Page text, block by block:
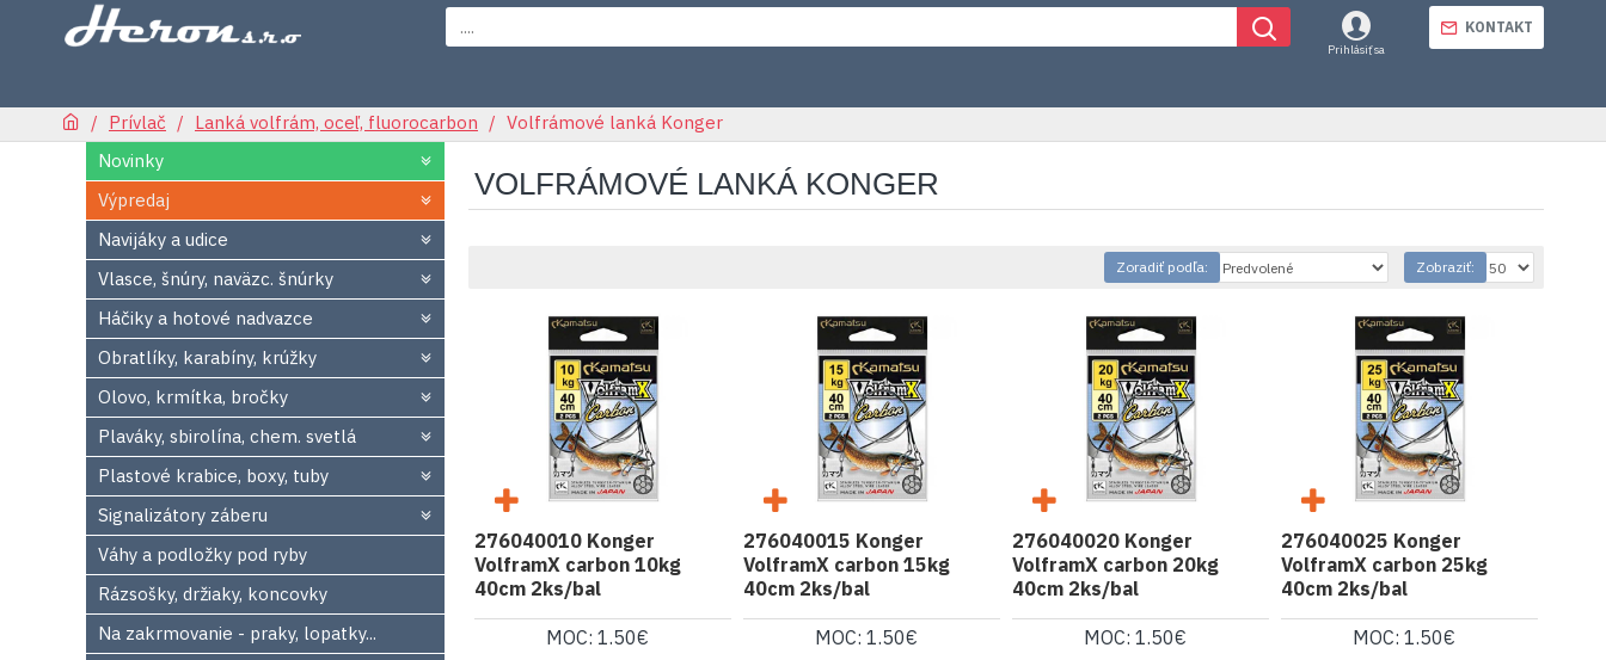
Prihlásiť sa
KONTAKT
Prívlač Lanká volfrám, oceľ, fluorocarbon
Volfrámové lanká Konger
Novinky
Výpredaj
Navijáky a udice
Vlasce, šnúry, naväzc. šnúrky
Háčiky a hotové nadvazce
Obratlíky, karabíny, krúžky
Olovo, krmítka, bročky
Plaváky, sbirolína, chem. svetlá
Plastové krabice, boxy, tuby
Signalizátory záberu
Váhy a podložky pod ryby
Rázsošky, držiaky, koncovky
Na zakrmovanie - praky, lopatky...
VOLFRÁMOVÉ LANKÁ KONGER
Zoradiť podľa: Zobraziť:
276040010 Konger
VolframX carbon 10kg
40cm 2ks/bal
MOC: 1.50€
276040015 Konger
VolframX carbon 15kg
40cm 2ks/bal
MOC: 1.50€
276040020 Konger
VolframX carbon 20kg
40cm 2ks/bal
MOC: 1.50€
276040025 Konger
VolframX carbon 25kg
40cm 2ks/bal
MOC: 1.50€